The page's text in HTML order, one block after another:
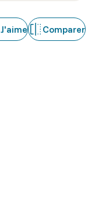
J'aime Comparer